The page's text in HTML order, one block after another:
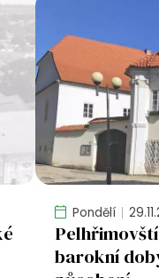
Pondělí
barokní